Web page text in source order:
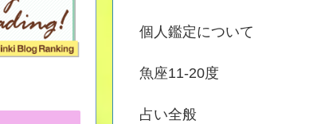
個人鑑定について
魚座11-20度
占い全般